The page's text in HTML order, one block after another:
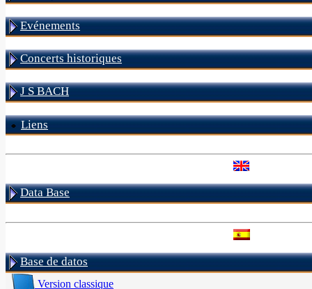
Evénements
Concerts historiques
J S BACH
Liens
Data Base
Base de datos
Version classique